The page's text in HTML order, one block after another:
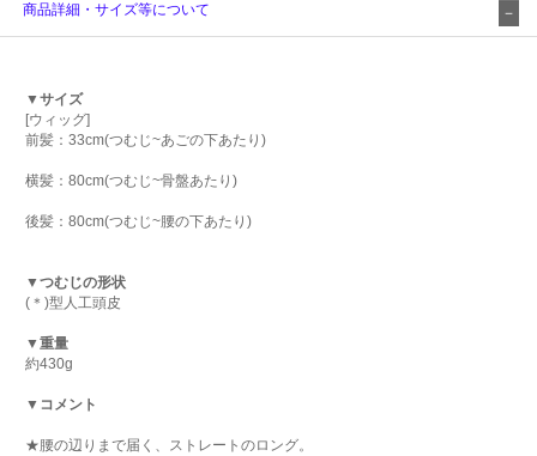
商品詳細・サイズ等について
▼サイズ
[ウィッグ]
前髪：33cm(つむじ~あごの下あたり)
横髪：80cm(つむじ~骨盤あたり)
後髪：80cm(つむじ~腰の下あたり)
▼つむじの形状
(＊)型人工頭皮
▼重量
約430g
▼コメント
★腰の辺りまで届く、ストレートのロング。